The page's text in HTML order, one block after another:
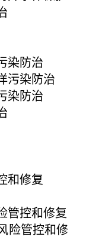
染防治
污染防治
染防治
和修复
管控和修复
险管控和修